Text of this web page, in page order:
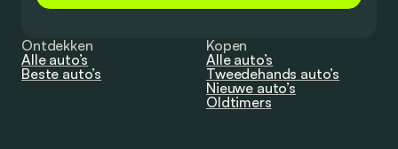
Ontdekken
Alle auto’s
Beste auto’s
Kopen
Alle auto’s
Tweedehands auto’s
Nieuwe auto’s
Oldtimers